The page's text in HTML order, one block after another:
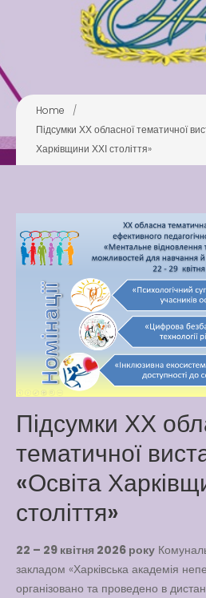
Home
/
Підсумки ХХ обласної тематичної
Харківщини ХХІ століття»
Підсумки ХХ
тематичної
«Освіта
століття»
22 – 29 квітня 2026 року
закладом «Харківська академія
організовано та проведено в